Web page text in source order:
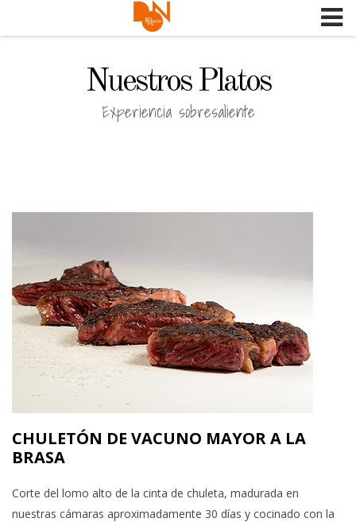
Nuestros Platos
Experiencia sobresaliente
CHULETÓN DE VACUNO MAYOR A LA
BRASA
Corte del lomo alto de la cinta de chuleta, madurada en
nuestras cámaras aproximadamente 30 días y cocinado con la